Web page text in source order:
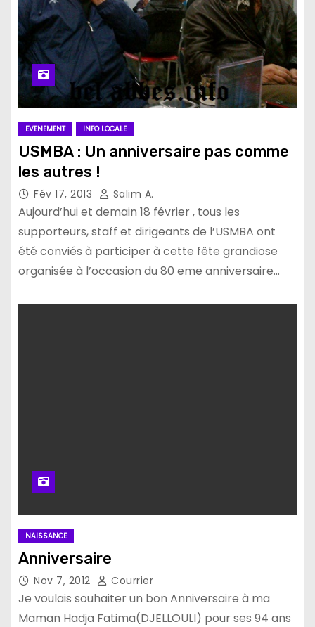
EVENEMENT INFO LOCALE
USMBA : Un anniversaire pas comme
les autres !
Fév 17, 2013 Salim A.
Aujourd’hui et demain 18 février , tous les
supporteurs, staff et dirigeants de l’USMBA ont
été conviés à participer à cette fête grandiose
organisée à l’occasion du 80 eme anniversaire…
NAISSANCE
Anniversaire
Nov 7, 2012 Courrier
Je voulais souhaiter un bon Anniversaire à ma
Maman Hadja Fatima(DJELLOULI) pour ses 94 ans